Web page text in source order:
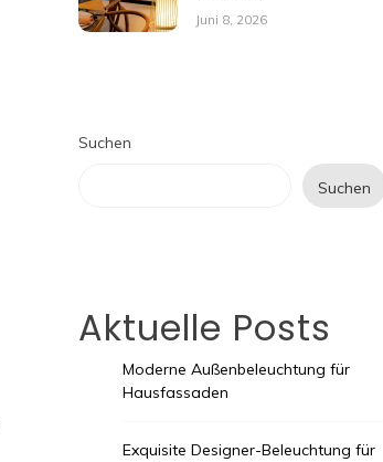
Juni 8, 2026
Suchen
Suchen
Aktuelle Posts
Moderne Außenbeleuchtung für
Hausfassaden
Exquisite Designer-Beleuchtung für